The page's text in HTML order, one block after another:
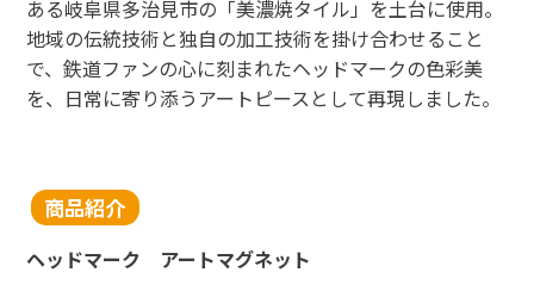
JR東海MARKET
楽天市場
auPayマーケット
東海新幹線の駅店舗で駅弁が受取れる駅弁予約サイトです。
ある岐阜県多治見市の「美濃焼タイル」を土台に使用。
地域の伝統技術と独自の加工技術を掛け合わせること
で、鉄道ファンの心に刻まれたヘッドマークの色彩美
を、日常に寄り添うアートピースとして再現しました。
商品紹介
ヘッドマーク アートマグネット